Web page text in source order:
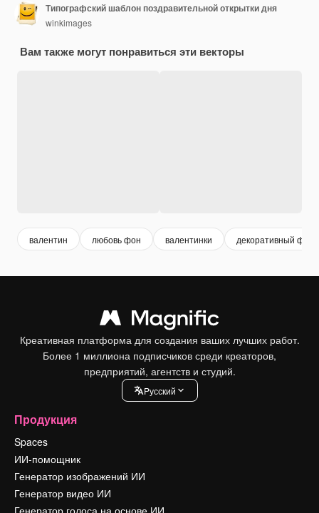
Типографский шаблон поздравительной открытки дня
winkimages
Вам также могут понравиться эти векторы
валентин любовь фон валентинки декоративный фон
Креативная платформа для создания ваших лучших работ.
Более 1 миллиона подписчиков среди креаторов,
предприятий, агентств и студий.
Pусский
Продукция
Spaces
ИИ-помощник
Генератор изображений ИИ
Генератор видео ИИ
Генератор голоса на основе ИИ